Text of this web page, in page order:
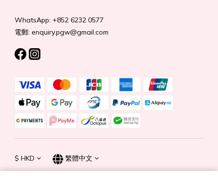
WhatsApp: +852 6232 0577
電郵: enquiry.pgw@gmail.com
$ HKD 繁體中文